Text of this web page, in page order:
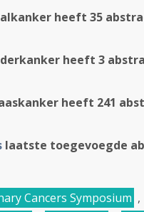
heeft 35
heeft 3
heeft 241
laatste toegevoegde
Cancers Symposium ,